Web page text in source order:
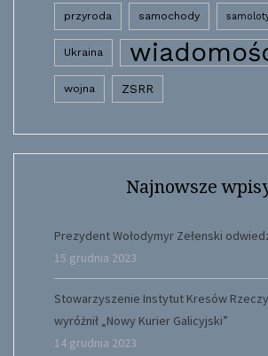
przyroda samochody
Ukraina
wojna ZSRR
Najnowsze
Prezydent Wołodymyr Zełenski
15 grudnia 2023
Stowarzyszenie Instytut Kresów
wyróżnił „Nowy Kurier Galicyjski”
14 grudnia 2023